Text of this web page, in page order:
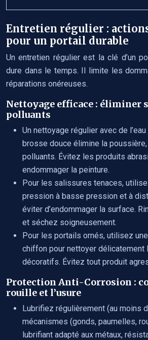
Entretien régulier :
pour un portail durable
Un entretien régulier est la clé d’un
dure dans le temps. Il limite les
réparations onéreuses.
Nettoyage efficace : éliminer
polluants
Un nettoyage régulier avec de
brosse douce élimine la
polluants. Évitez les produits
endommager la peinture.
Pour les salissures tenaces,
pression à basse pression et à
éviter d’endommager la surface.
et séchez soigneusement.
Pour les portails ornés, utilisez
chiffon pour nettoyer délicatement
décoratifs. Évitez tout produit
Protection Anti-Corrosion :
rouille et l’usure
Lubrifiez régulièrement (au moins
mécanismes (gonds, paumelles,
lubrifiant adapté aux métaux,